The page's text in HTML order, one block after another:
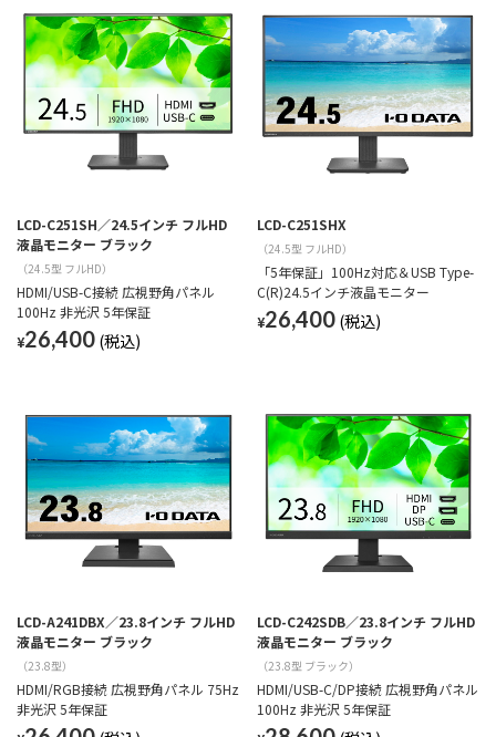
LCD-C251SH／24.5インチ フルHD
液晶モニター ブラック
（24.5型 フルHD）
HDMI/USB-C接続 広視野角パネル
100Hz 非光沢 5年保証
¥26,400
LCD-C251SHX
（24.5型 フルHD）
「5年保証」100Hz対応＆USB Type-
C(R)24.5インチ液晶モニター
¥26,400
LCD-A241DBX／23.8インチ フルHD
液晶モニター ブラック
（23.8型）
HDMI/RGB接続 広視野角パネル 75Hz
非光沢 5年保証
LCD-C242SDB／23.8インチ フルHD
液晶モニター ブラック
（23.8型 ブラック）
HDMI/USB-C/DP接続 広視野角パネル
100Hz 非光沢 5年保証